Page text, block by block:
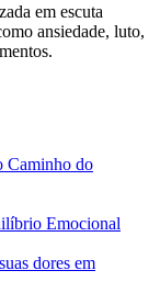
em escuta
ansiedade, luto,
Caminho do
Emocional
dores em